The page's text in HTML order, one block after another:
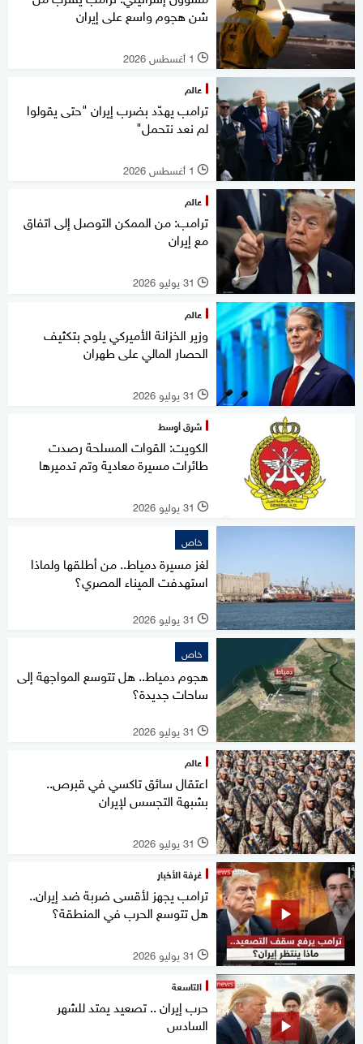
شن هجوم واسع على إيران
l 1 أغسطس 2026
عالم
ترامب يهدّد بضرب إيران "حتى يقولوا
لم نعد نتحمل"
l 1 أغسطس 2026
عالم
ترامب: من الممكن التوصل إلى اتفاق
مع إيران
l 31 يوليو 2026
عالم
وزير الخزانة الأميركي يلوح بتكثيف
الحصار المالي على طهران
l 31 يوليو 2026
شرق أوسط
الكويت: القوات المسلحة رصدت
طائرات مسيرة معادية وتم تدميرها
l 31 يوليو 2026
خاص
لغز مسيرة دمياط.. من أطلقها ولماذا
استهدفت الميناء المصري؟
l 31 يوليو 2026
خاص
هجوم دمياط.. هل تتوسع المواجهة إلى
ساحات جديدة؟
l 31 يوليو 2026
عالم
اعتقال سائق تاكسي في قبرص..
بشبهة التجسس لإيران
l 31 يوليو 2026
غرفة الأخبار
ترامب يجهز لأقسى ضربة ضد إيران..
هل تتوسع الحرب في المنطقة؟
l 31 يوليو 2026
التاسعة
حرب إيران .. تصعيد يمتد للشهر
السادس